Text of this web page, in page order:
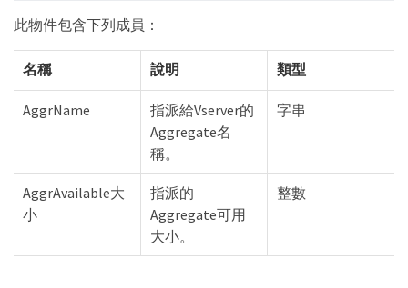
此物件包含下列成員：
名稱 說明 類型
AggrName
指派給Vserver的
Aggregate名
稱。
字串
AggrAvailable大
小
指派的
Aggregate可用
大小。
整數